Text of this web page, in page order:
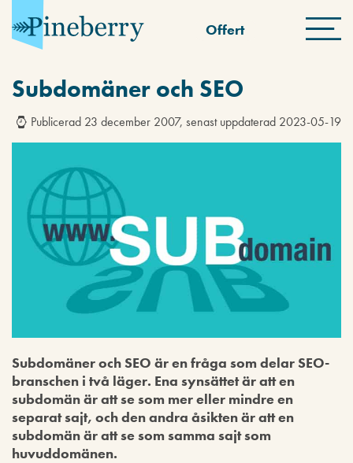
Offert
Subdomäner och SEO
Publicerad 23 december 2007, senast uppdaterad 2023-05-19
Subdomäner och SEO är en fråga som delar SEO-
branschen i två läger. Ena synsättet är att en
subdomän är att se som mer eller mindre en
separat sajt, och den andra åsikten är att en
subdomän är att se som samma sajt som
huvuddomänen.